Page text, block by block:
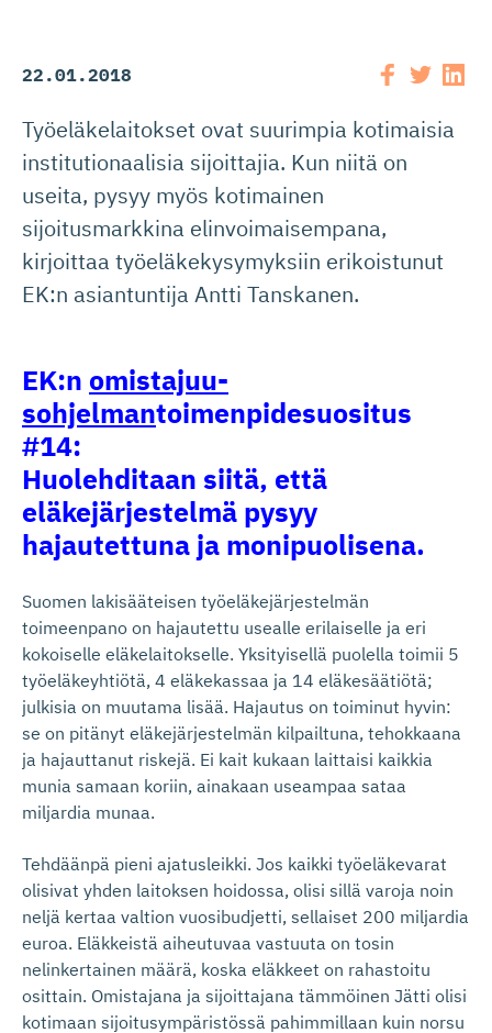
22.01.2018
Työeläkelaitokset ovat suurimpia kotimaisia
institutionaalisia sijoittajia. Kun niitä on
useita, pysyy myös kotimainen
sijoitusmarkkina elinvoimaisempana,
kirjoittaa työeläkekysymyksiin erikoistunut
EK:n asiantuntija Antti Tanskanen.
EK:n omistajuu­
sohjelmantoimenpide­suositus
#14:
Huolehditaan siitä, että
eläkejärjestelmä pysyy
hajautettuna ja monipuolisena.
Suomen lakisääteisen työeläkejärjestelmän
toimeenpano on hajautettu usealle erilaiselle ja eri
kokoiselle eläkelaitokselle. Yksityisellä puolella toimii 5
työeläkeyhtiötä, 4 eläkekassaa ja 14 eläkesäätiötä;
julkisia on muutama lisää. Hajautus on toiminut hyvin:
se on pitänyt eläkejärjestelmän kilpailtuna, tehokkaana
ja hajauttanut riskejä. Ei kait kukaan laittaisi kaikkia
munia samaan koriin, ainakaan useampaa sataa
miljardia munaa.
Tehdäänpä pieni ajatusleikki. Jos kaikki työeläkevarat
olisivat yhden laitoksen hoidossa, olisi sillä varoja noin
neljä kertaa valtion vuosibudjetti, sellaiset 200 miljardia
euroa. Eläkkeistä aiheutuvaa vastuuta on tosin
nelinkertainen määrä, koska eläkkeet on rahastoitu
osittain. Omistajana ja sijoittajana tämmöinen Jätti olisi
kotimaan sijoitusympäristössä pahimmillaan kuin norsu